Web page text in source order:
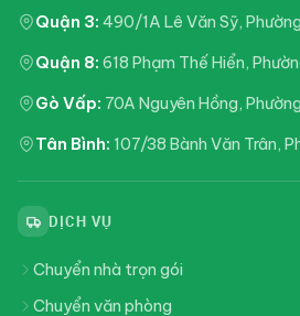
Quận 3: 490/1A Lê Văn Sỹ,
Quận 8: 618 Phạm Thế Hiển,
Gò Vấp: 70A Nguyên Hồng,
Tân Bình: 107/38 Bành Văn Trân,
DỊCH VỤ
Chuyển nhà trọn gói
Chuyển văn phòng